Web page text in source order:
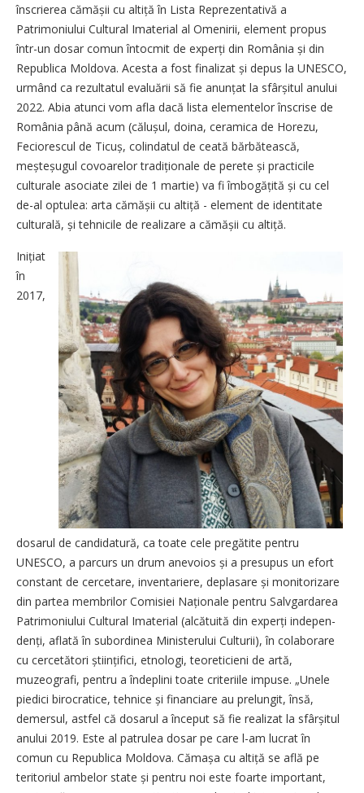
înscrierea cămășii cu altiță în Lista Reprezentativă a
Patrimoniului Cultural Imaterial al Omenirii, element propus
într-un dosar comun întocmit de experți din România și din
Republica Moldova. Acesta a fost finalizat și depus la ­UNESCO,
urmând ca rezultatul evaluării să fie anunțat la sfârșitul anului
2022. Abia atunci vom afla dacă lista elementelor înscrise de
România până acum (călușul, doina, ceramica de Horezu,
Feciorescul de Ticuș, colindatul de ceată bărbătească,
meșteșugul covoarelor tradiționale de perete și practicile
culturale asociate zilei de 1 martie) va fi îmbogățită și cu cel
de-al optulea: arta cămășii cu altiță - element de identitate
culturală, și tehnicile de realizare a cămășii cu altiță.
Inițiat
în
2017,
dosarul de candidatură, ca toate cele pregătite pentru
UNESCO, a parcurs un drum anevoios și a presupus un efort
constant de cercetare, inventariere, deplasare și monitorizare
din partea membrilor Comisiei Na­ționale pentru Salvgardarea
Patrimoniului Cultural Imaterial (alcătuită din experți inde­pen­
denți, aflată în subordinea Ministerului Culturii), în colaborare
cu cercetători științifici, etnologi, teoreticieni de artă,
muzeografi, pentru a îndeplini toate criteriile impuse. „Unele
piedici birocratice, tehnice și financiare au prelungit, însă,
demersul, astfel că dosarul a început să fie realizat la sfârșitul
anului 2019. Este al patrulea dosar pe care l-am lucrat în
comun cu Republica Moldova. Cămașa cu altiță se află pe
teritoriul ambelor state și pentru noi este foarte important,